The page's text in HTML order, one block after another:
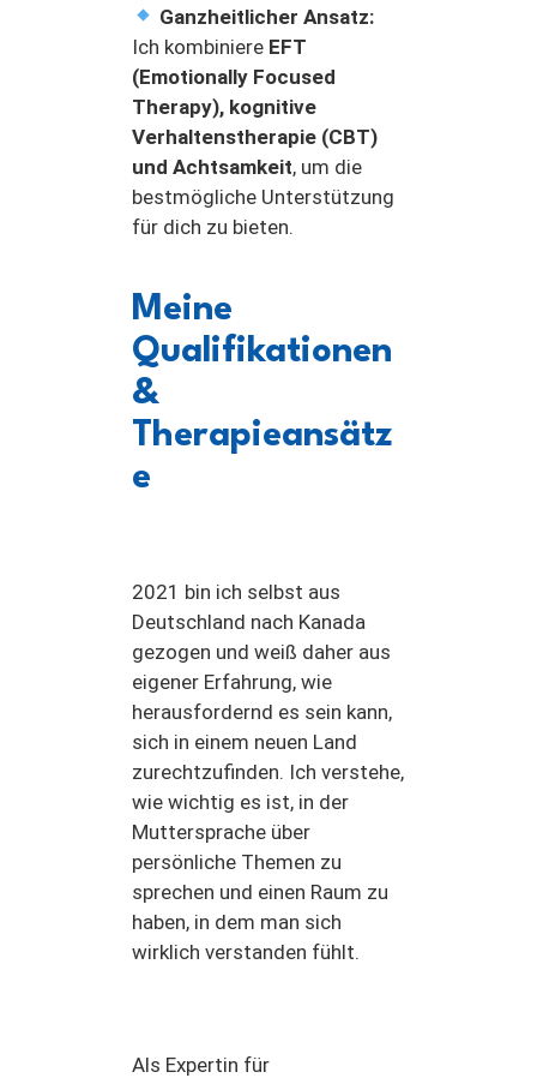
Ganzheitlicher Ansatz:
Ich kombiniere EFT
(Emotionally Focused
Therapy), kognitive
Verhaltenstherapie (CBT)
und Achtsamkeit, um die
bestmögliche Unterstützung
für dich zu bieten.
Meine
Qualifikationen
&
Therapieansätz
e
2021 bin ich selbst aus
Deutschland nach Kanada
gezogen und weiß daher aus
eigener Erfahrung, wie
herausfordernd es sein kann,
sich in einem neuen Land
zurechtzufinden. Ich verstehe,
wie wichtig es ist, in der
Muttersprache über
persönliche Themen zu
sprechen und einen Raum zu
haben, in dem man sich
wirklich verstanden fühlt.
Als Expertin für